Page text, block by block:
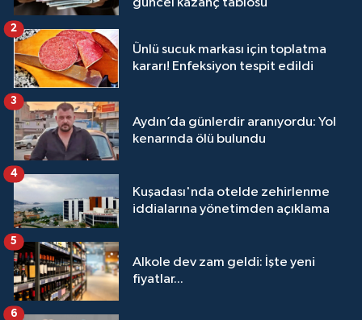
Ünlü sucuk markası için toplatma
kararı! Enfeksiyon tespit edildi
2
Aydın’da günlerdir aranıyordu: Yol
kenarında ölü bulundu
3
Kuşadası'nda otelde zehirlenme
iddialarına yönetimden açıklama
4
Alkole dev zam geldi: İşte yeni
fiyatlar...
5
6